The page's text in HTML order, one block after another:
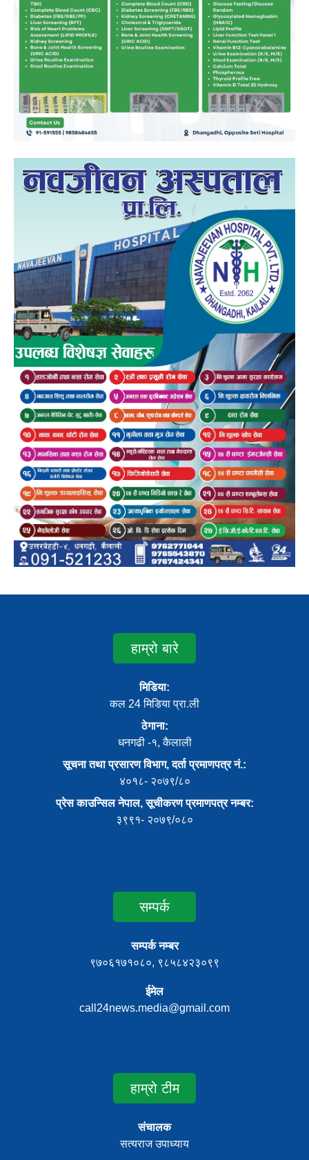
हाम्रो बारे
मिडिया:
कल 24 मिडिया प्रा.ली
ठेगाना:
धनगढी -१, कैलाली
सूचना तथा प्रसारण विभाग, दर्ता प्रमाणपत्र नं.:
४०१८- २०७९/८०
प्रेस काउन्सिल नेपाल, सूचीकरण प्रमाणपत्र नम्बर:
३९९१- २०७९/०८०
सम्पर्क
सम्पर्क नम्बर
९७०६१७१०८०, ९८५८४२३०९९
ईमेल
call24news.media@gmail.com
हाम्रो टीम
संचालक
सत्यराज उपाध्याय